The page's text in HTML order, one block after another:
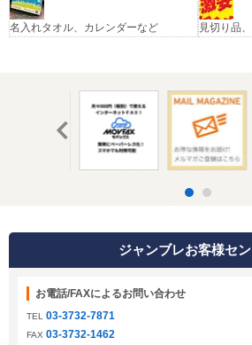
名入れタオル、カレンダーなど 見切り品
ジャンブレお客様セ
お電話/FAXによるお問い合わせ
TEL 03-3732-7871
FAX 03-3732-1462